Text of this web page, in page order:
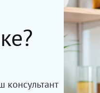
консультант